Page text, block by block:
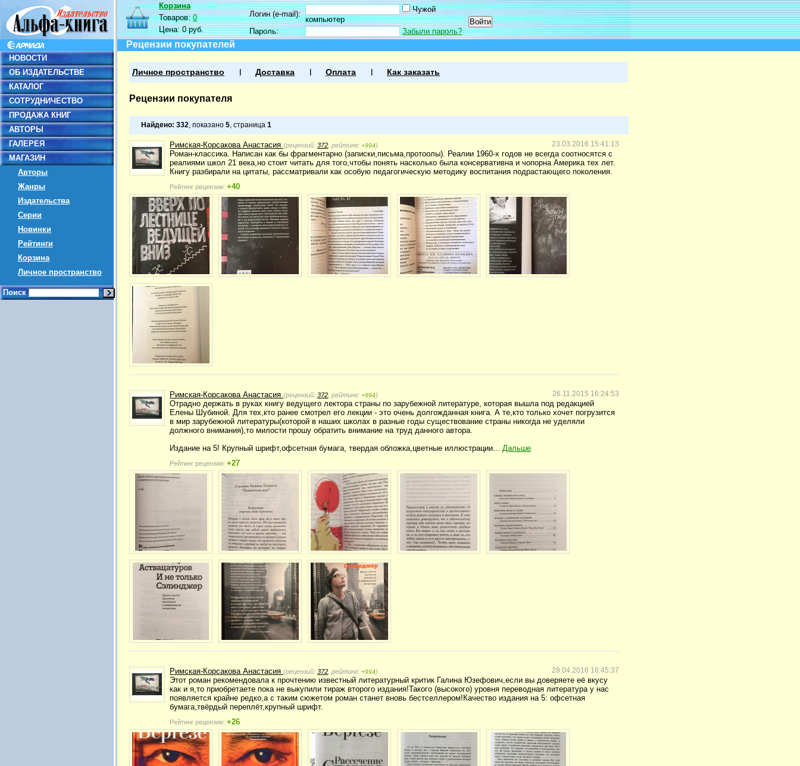
НОВОСТИ
ОБ ИЗДАТЕЛЬСТВЕ
КАТАЛОГ
СОТРУДНИЧЕСТВО
ПРОДАЖА КНИГ
АВТОРЫ
ГАЛЕРЕЯ
МАГАЗИН
Авторы
Жанры
Издательства
Серии
Новинки
Рейтинги
Корзина
Личное пространство
Поиск
Корзина
Товаров:0
Цена:0 руб.
Логин (e-mail):
Чужой
компьютер
Пароль:
Забыли пароль?
Рецензии покупателей
Личное пространство Доставка Оплата Как заказать
Рецензии покупателя
Найдено: 332, показано 5, страница 1
23.03.2016 15:41:13
Римская-Корсакова Анастасия (рецензий: 372 , рейтинг: +994)
Роман-классика. Написан как бы фрагментарно (записки,письма,протоолы). Реалии 1960-х годов не всегда соотносятся с
реалиями школ 21 века,но стоит читать для того,чтобы понять насколько была консервативна и чопорна Америка тех лет.
Книгу разбирали на цитаты, рассматривали как особую педагогическую методику воспитания подрастающего поколения.
Рейтинг рецензии: +40
26.11.2015 16:24:53
Римская-Корсакова Анастасия (рецензий: 372 , рейтинг: +994)
Отрадно держать в руках книгу ведущего лектора страны по зарубежной литературе, которая вышла под редакцией
Елены Шубиной. Для тех,кто ранее смотрел его лекции - это очень долгожданная книга. А те,кто только хочет погрузится
в мир зарубежной литературы(которой в наших школах в разные годы существование страны никогда не уделяли
должного внимания),то милости прошу обратить внимание на труд данного автора.
Издание на 5! Крупный шрифт,офсетная бумага, твердая обложка,цветные иллюстрации... Дальше
Рейтинг рецензии: +27
28.04.2016 16:45:37
Римская-Корсакова Анастасия (рецензий: 372 , рейтинг: +994)
Этот роман рекомендовала к прочтению известный литературный критик Галина Юзефович,если вы доверяете её вкусу
как и я,то приобретаете пока не выкупили тираж второго издания!Такого (высокого) уровня переводная литература у нас
появляется крайне редко,а с таким сюжетом роман станет вновь бестселлером!Качество издания на 5: офсетная
бумага,твёрдый переплёт,крупный шрифт.
Рейтинг рецензии: +26